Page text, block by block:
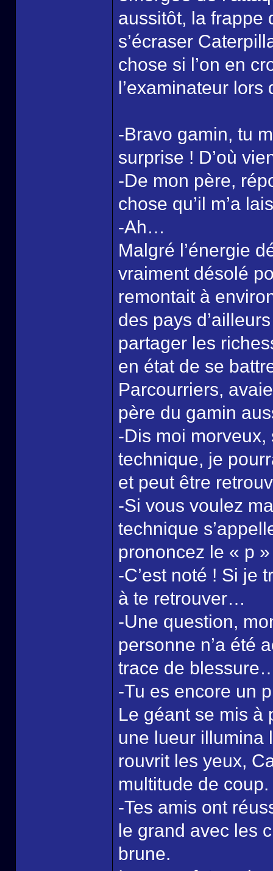
aussitôt, la frappe
s’écraser
chose si l’on en
l’examinateur
-Bravo gamin, tu
surprise ! D’où
-De mon père,
chose qu’il m’a
-Ah…
Malgré l’énergie
vraiment désolé
remontait à
des pays
partager les
en état de se
Parcourriers,
père du gamin
-Dis moi
technique, je
et peut être
-Si vous voulez
technique
prononcez le « p
-C’est noté ! Si je
à te retrouver…
-Une question,
personne n’a été
trace de
-Tu es encore un
Le géant se mis à
une lueur illumina
rouvrit les yeux,
multitude de coup.
-Tes amis ont
le grand avec les
brune.